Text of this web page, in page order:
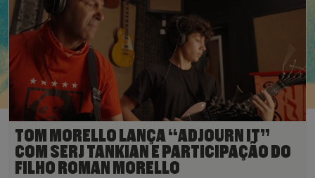
TOM MORELLO LANÇA “ADJOURN IT”
COM SERJ TANKIAN E PARTICIPAÇÃO DO
FILHO ROMAN MORELLO